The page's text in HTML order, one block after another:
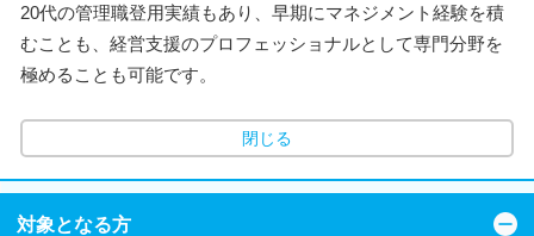
20代の管理職登用実績もあり、早期にマネジメント経験を積
むことも、経営支援のプロフェッショナルとして専門分野を
極めることも可能です。
閉じる
対象となる方